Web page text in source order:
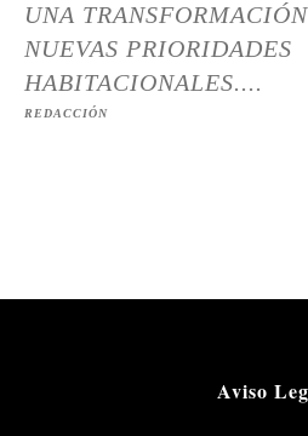
UNA
NUEVAS PRIORIDADES
HABITACIONALES....
REDACCIÓN
Aviso